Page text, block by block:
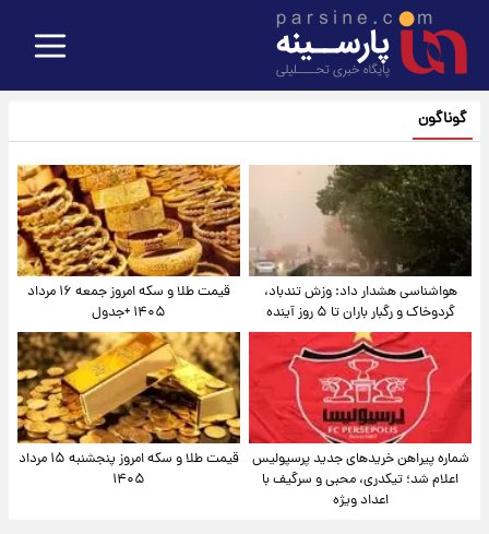
گوناگون
هواشناسی هشدار داد: وزش تندباد،
گردوخاک و رگبار باران تا ۵ روز آینده
قیمت طلا و سکه امروز جمعه ۱۶ مرداد
۱۴۰۵ +جدول
شماره پیراهن خریدهای جدید پرسپولیس
اعلام شد؛ تیکدری، محبی و سرگیف با
اعداد ویژه
قیمت طلا و سکه امروز پنجشنبه ۱۵ مرداد
۱۴۰۵